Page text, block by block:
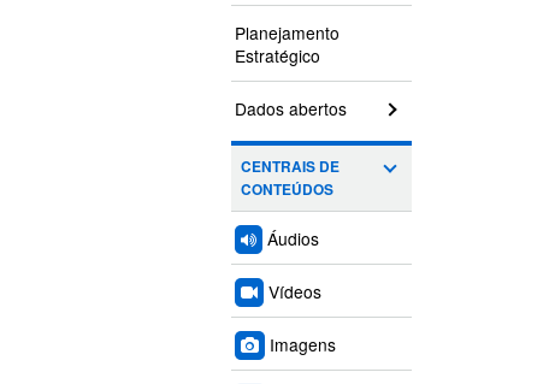
Planejamento
Estratégico
Dados abertos
CENTRAIS DE
CONTEÚDOS
Áudios
Vídeos
Imagens